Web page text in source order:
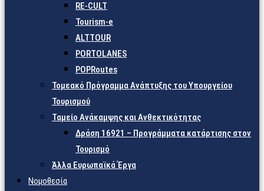
RE-CULT
Tourism-e
ALTTOUR
PORTOLANES
POPRoutes
Τομεακό Πρόγραμμα Ανάπτυξης του Υπουργείου
Τουρισμού
Ταμείο Ανάκαμψης και Ανθεκτικότητας
Δράση 16921 – Προγράμματα κατάρτισης στον
Τουρισμό
Άλλα Ευρωπαϊκά Έργα
Νομοθεσία